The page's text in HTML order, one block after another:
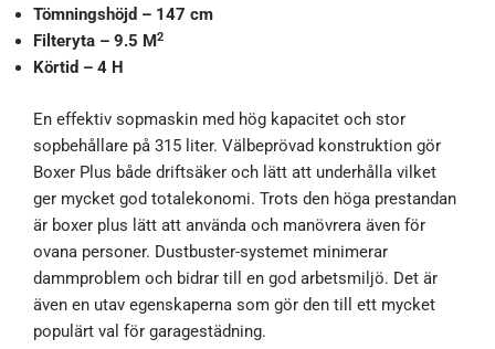
Tömningshöjd – 147 cm
Filteryta – 9.5 M2
Körtid – 4 H
En effektiv sopmaskin med hög kapacitet och stor
sopbehållare på 315 liter. Välbeprövad konstruktion gör
Boxer Plus både driftsäker och lätt att underhålla vilket
ger mycket god totalekonomi. Trots den höga prestandan
är boxer plus lätt att använda och manövrera även för
ovana personer. Dustbuster-systemet minimerar
dammproblem och bidrar till en god arbetsmiljö. Det är
även en utav egenskaperna som gör den till ett mycket
populärt val för garagestädning.